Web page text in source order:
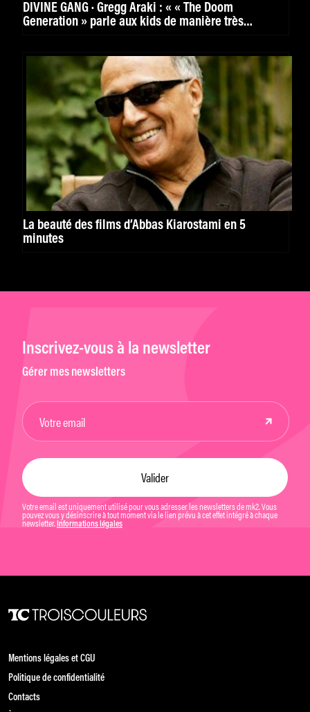
DIVINE GANG · Gregg Araki : « « The Doom
Generation » parle aux kids de manière très
La beauté des films d’Abbas Kiarostami en 5
minutes
Inscrivez-vous à la newsletter
Gérer mes newsletters
Votre email est uniquement utilisé pour vous adresser les newsletters de mk2. Vous
pouvez vous y désinscrire à tout moment via le lien prévu à cet effet intégré à chaque
newsletter. Informations légales
Mentions légales et CGU
Politique de confidentialité
Contacts